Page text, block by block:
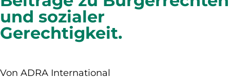
und sozialer
Gerechtigkeit.
Von ADRA International